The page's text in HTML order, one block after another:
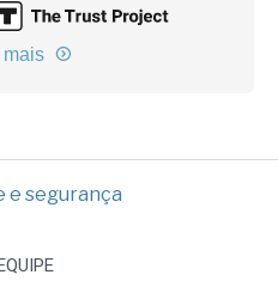
mais
e segurança